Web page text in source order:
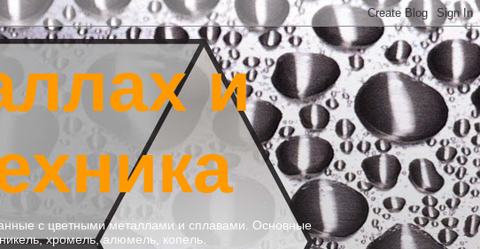
и
с цветными металлами и сплавами. Основные
хромель, алюмель, копель.